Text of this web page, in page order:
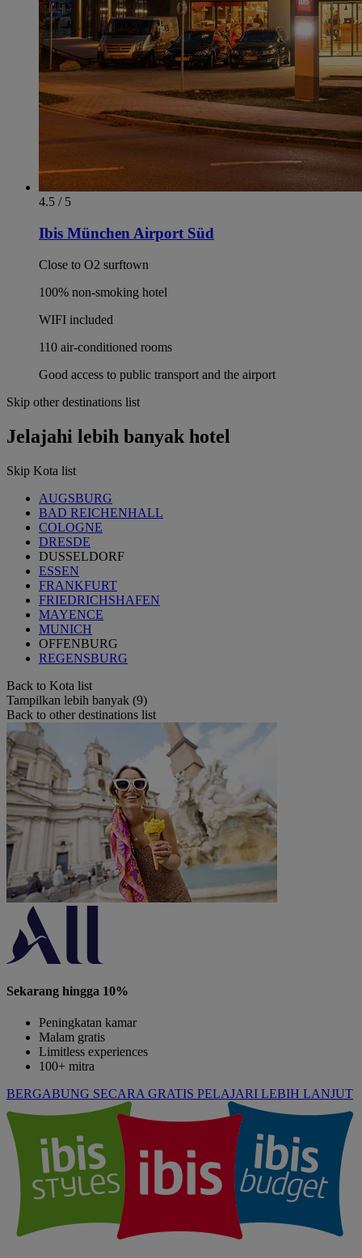
4.5 / 5
Ibis München Airport Süd
Close to O2 surftown
100% non-smoking hotel
WIFI included
110 air-conditioned rooms
Good access to public transport and the airport
Skip other destinations list
Jelajahi lebih banyak hotel
Skip Kota list
AUGSBURG
BAD REICHENHALL
COLOGNE
DRESDE
DUSSELDORF
ESSEN
FRANKFURT
FRIEDRICHSHAFEN
MAYENCE
MUNICH
OFFENBURG
REGENSBURG
Back to Kota list
Tampilkan lebih banyak (9)
Back to other destinations list
Sekarang hingga 10%
Peningkatan kamar
Malam gratis
Limitless experiences
100+ mitra
BERGABUNG SECARA GRATIS PELAJARI LEBIH LANJUT